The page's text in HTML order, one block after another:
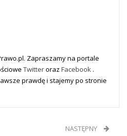
Zapraszamy na portale
Twitteroraz Facebook .
prawdę i stajemy po stronie
NASTĘPNY